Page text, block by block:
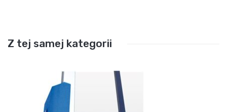
Z tej samej kategorii